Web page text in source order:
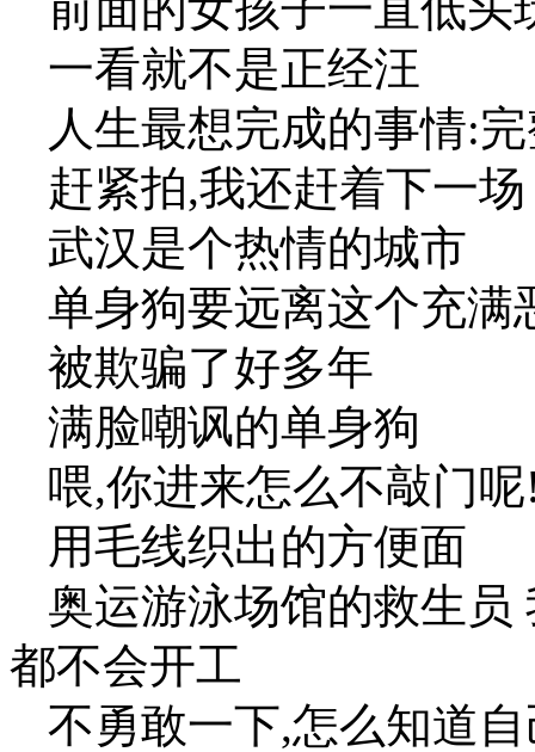
一看就不是正经汪
人生最想完成的事情:
赶紧拍,我还赶着下一场
武汉是个热情的城市
单身狗要远离这个充满
被欺骗了好多年
满脸嘲讽的单身狗
喂,你进来怎么不敲门
用毛线织出的方便面
奥运游泳场馆的救生员
都不会开工
不勇敢一下,怎么知道